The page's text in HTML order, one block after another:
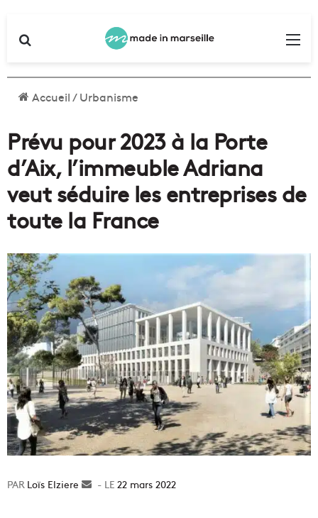
Accueil/Urbanisme
Prévu pour 2023 à la Porte
d’Aix, l’immeuble Adriana
veut séduire les entreprises de
toute la France
Loïs Elziere
Envoyer22 mars 2022